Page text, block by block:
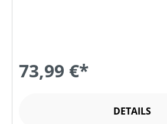
73,99 €*
DETAILS